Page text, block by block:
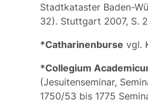
Stadtkataster Baden-
32). Stuttgart 2007, S.
*Catharinenburse vgl.
*Collegium
(Jesuitenseminar,
1750/53 bis 1775